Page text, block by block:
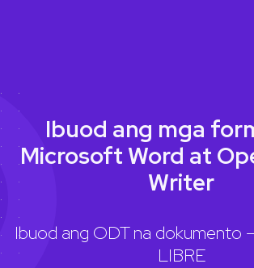
Ibuod ang mga
Microsoft Word at
Writer
Ibuod ang ODT na dokumento
LIBRE